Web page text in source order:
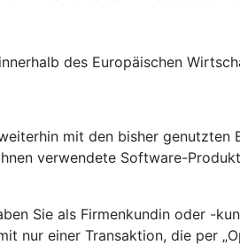
des Europäischen
mit den bisher genutzten
verwendete Software-
Sie als Firmenkundin oder -
nur einer Transaktion, die per